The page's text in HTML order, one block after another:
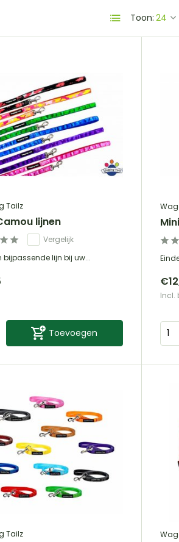
Toon:
Tailz
lijnen
Vergelijk
bijpassende lijn bij uw...
Toevoegen
Incl.
Tailz